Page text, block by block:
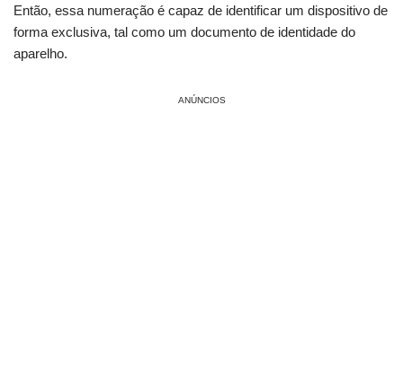
Então, essa numeração é capaz de identificar um dispositivo de
forma exclusiva, tal como um documento de identidade do
aparelho.
ANÚNCIOS